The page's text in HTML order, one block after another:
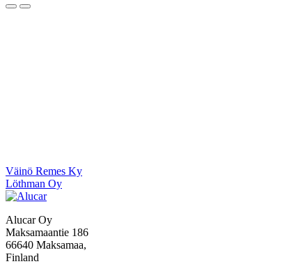
Artikkelien
selaus
Väinö Remes Ky
Löthman Oy
Alucar Oy
Maksamaantie 186
66640 Maksamaa,
Finland